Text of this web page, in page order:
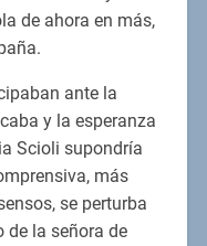
de ahora en más,
ante la
y la esperanza
Scioli supondría
más
se perturba
de la señora de